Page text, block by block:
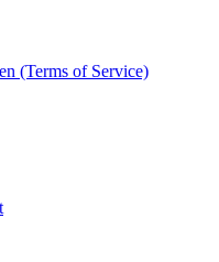
(Terms of Service)